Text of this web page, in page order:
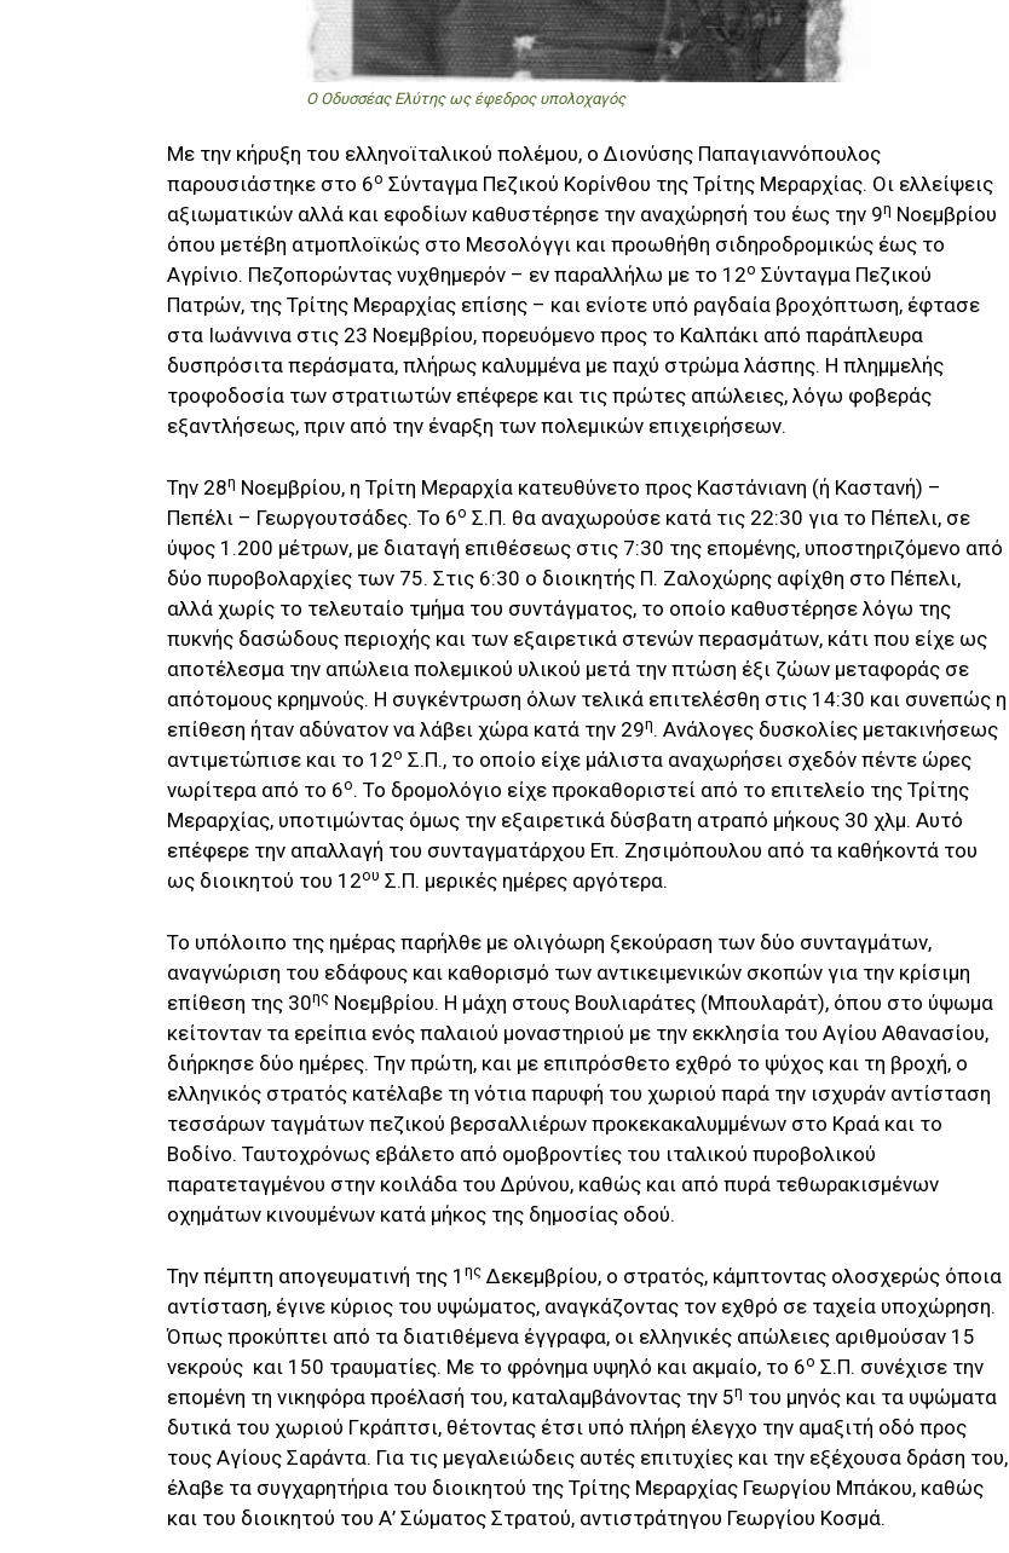
Ο Οδυσσέας Ελύτης ως έφεδρος υπολοχαγός
Με την κήρυξη του ελληνοϊταλικού πολέμου, ο Διονύσης Παπαγιαννόπουλος
παρουσιάστηκε στο 6ο Σύνταγμα Πεζικού Κορίνθου της Τρίτης Μεραρχίας. Οι ελλείψεις
αξιωματικών αλλά και εφοδίων καθυστέρησε την αναχώρησή του έως την 9η Νοεμβρίου
όπου μετέβη ατμοπλοϊκώς στο Μεσολόγγι και προωθήθη σιδηροδρομικώς έως το
Αγρίνιο. Πεζοπορώντας νυχθημερόν – εν παραλλήλω με το 12ο Σύνταγμα Πεζικού
Πατρών, της Τρίτης Μεραρχίας επίσης – και ενίοτε υπό ραγδαία βροχόπτωση, έφτασε
στα Ιωάννινα στις 23 Νοεμβρίου, πορευόμενο προς το Καλπάκι από παράπλευρα
δυσπρόσιτα περάσματα, πλήρως καλυμμένα με παχύ στρώμα λάσπης. Η πλημμελής
τροφοδοσία των στρατιωτών επέφερε και τις πρώτες απώλειες, λόγω φοβεράς
εξαντλήσεως, πριν από την έναρξη των πολεμικών επιχειρήσεων.
Την 28η Νοεμβρίου, η Τρίτη Μεραρχία κατευθύνετο προς Καστάνιανη (ή Καστανή) –
Πεπέλι – Γεωργουτσάδες. Το 6ο Σ.Π. θα αναχωρούσε κατά τις 22:30 για το Πέπελι, σε
ύψος 1.200 μέτρων, με διαταγή επιθέσεως στις 7:30 της επομένης, υποστηριζόμενο από
δύο πυροβολαρχίες των 75. Στις 6:30 ο διοικητής Π. Ζαλοχώρης αφίχθη στο Πέπελι,
αλλά χωρίς το τελευταίο τμήμα του συντάγματος, το οποίο καθυστέρησε λόγω της
πυκνής δασώδους περιοχής και των εξαιρετικά στενών περασμάτων, κάτι που είχε ως
αποτέλεσμα την απώλεια πολεμικού υλικού μετά την πτώση έξι ζώων μεταφοράς σε
απότομους κρημνούς. Η συγκέντρωση όλων τελικά επιτελέσθη στις 14:30 και συνεπώς η
επίθεση ήταν αδύνατον να λάβει χώρα κατά την 29η. Ανάλογες δυσκολίες μετακινήσεως
αντιμετώπισε και το 12ο Σ.Π., το οποίο είχε μάλιστα αναχωρήσει σχεδόν πέντε ώρες
νωρίτερα από το 6ο. Το δρομολόγιο είχε προκαθοριστεί από το επιτελείο της Τρίτης
Μεραρχίας, υποτιμώντας όμως την εξαιρετικά δύσβατη ατραπό μήκους 30 χλμ. Αυτό
επέφερε την απαλλαγή του συνταγματάρχου Επ. Ζησιμόπουλου από τα καθήκοντά του
ως διοικητού του 12ου Σ.Π. μερικές ημέρες αργότερα.
Το υπόλοιπο της ημέρας παρήλθε με ολιγόωρη ξεκούραση των δύο συνταγμάτων,
αναγνώριση του εδάφους και καθορισμό των αντικειμενικών σκοπών για την κρίσιμη
επίθεση της 30ης Νοεμβρίου. Η μάχη στους Βουλιαράτες (Μπουλαράτ), όπου στο ύψωμα
κείτονταν τα ερείπια ενός παλαιού μοναστηριού με την εκκλησία του Αγίου Αθανασίου,
διήρκησε δύο ημέρες. Την πρώτη, και με επιπρόσθετο εχθρό το ψύχος και τη βροχή, ο
ελληνικός στρατός κατέλαβε τη νότια παρυφή του χωριού παρά την ισχυράν αντίσταση
τεσσάρων ταγμάτων πεζικού βερσαλλιέρων προκεκακαλυμμένων στο Κραά και το
Βοδίνο. Ταυτοχρόνως εβάλετο από ομοβροντίες του ιταλικού πυροβολικού
παρατεταγμένου στην κοιλάδα του Δρύνου, καθώς και από πυρά τεθωρακισμένων
οχημάτων κινουμένων κατά μήκος της δημοσίας οδού.
Την πέμπτη απογευματινή της 1 ης Δεκεμβρίου, ο στρατός, κάμπτοντας ολοσχερώς όποια
αντίσταση, έγινε κύριος του υψώματος, αναγκάζοντας τον εχθρό σε ταχεία υποχώρηση.
Όπως προκύπτει από τα διατιθέμενα έγγραφα, οι ελληνικές απώλειες αριθμούσαν 15
νεκρούς και 150 τραυματίες. Με το φρόνημα υψηλό και ακμαίο, το 6ο Σ.Π. συνέχισε την
επομένη τη νικηφόρα προέλασή του, καταλαμβάνοντας την 5η του μηνός και τα υψώματα
δυτικά του χωριού Γκράπτσι, θέτοντας έτσι υπό πλήρη έλεγχο την αμαξιτή οδό προς
τους Αγίους Σαράντα. Για τις μεγαλειώδεις αυτές επιτυχίες και την εξέχουσα δράση του,
έλαβε τα συγχαρητήρια του διοικητού της Τρίτης Μεραρχίας Γεωργίου Μπάκου, καθώς
και του διοικητού του Α’ Σώματος Στρατού, αντιστράτηγου Γεωργίου Κοσμά.